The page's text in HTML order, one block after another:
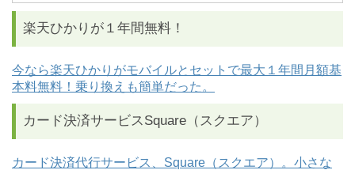
楽天ひかりが１年間無料！
今なら楽天ひかりがモバイルとセットで最大１年間月額基
本料無料！乗り換えも簡単だった。
カード決済サービスSquare（スクエア）
カード決済代行サービス、Square（スクエア）。小さな